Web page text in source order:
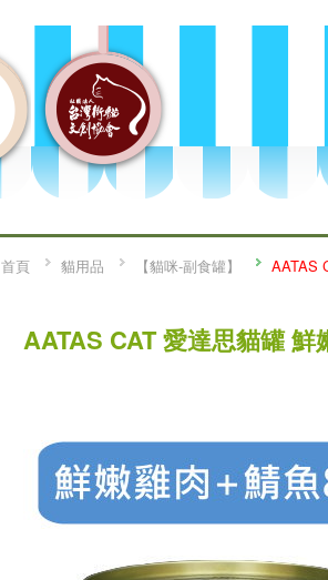
首頁 貓用品 【貓咪-副食罐】 AATAS
AATAS CAT 愛達思貓罐 鮮